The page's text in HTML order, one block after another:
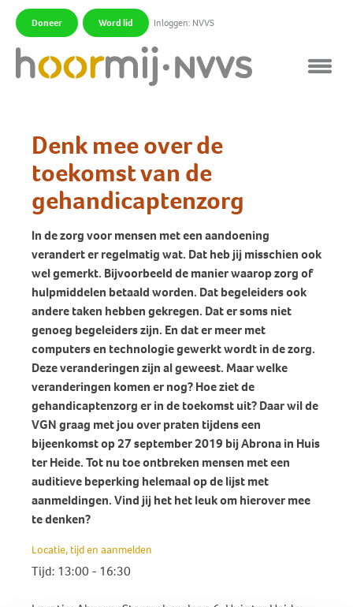
Doneer Word lid Inloggen: NVVS
Denk mee over de
toekomst van de
gehandicaptenzorg
In de zorg voor mensen met een aandoening
verandert er regelmatig wat. Dat heb jij misschien ook
wel gemerkt. Bijvoorbeeld de manier waarop zorg of
hulpmiddelen betaald worden. Dat begeleiders ook
andere taken hebben gekregen. Dat er soms niet
genoeg begeleiders zijn. En dat er meer met
computers en technologie gewerkt wordt in de zorg.
Deze veranderingen zijn al geweest. Maar welke
veranderingen komen er nog? Hoe ziet de
gehandicaptenzorg er in de toekomst uit? Daar wil de
VGN graag met jou over praten tijdens een
bijeenkomst op 27 september 2019 bij Abrona in Huis
ter Heide. Tot nu toe ontbreken mensen met een
auditieve beperking helemaal op de lijst met
aanmeldingen. Vind jij het het leuk om hierover mee
te denken?
Locatie, tijd en aanmelden
Tijd: 13:00 - 16:30